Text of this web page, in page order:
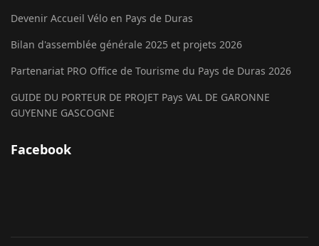
Devenir Accueil Vélo en Pays de Duras
Bilan d'assemblée générale 2025 et projets 2026
Partenariat PRO Office de Tourisme du Pays de Duras 2026
GUIDE DU PORTEUR DE PROJET Pays VAL DE GARONNE
GUYENNE GASCOGNE
Facebook